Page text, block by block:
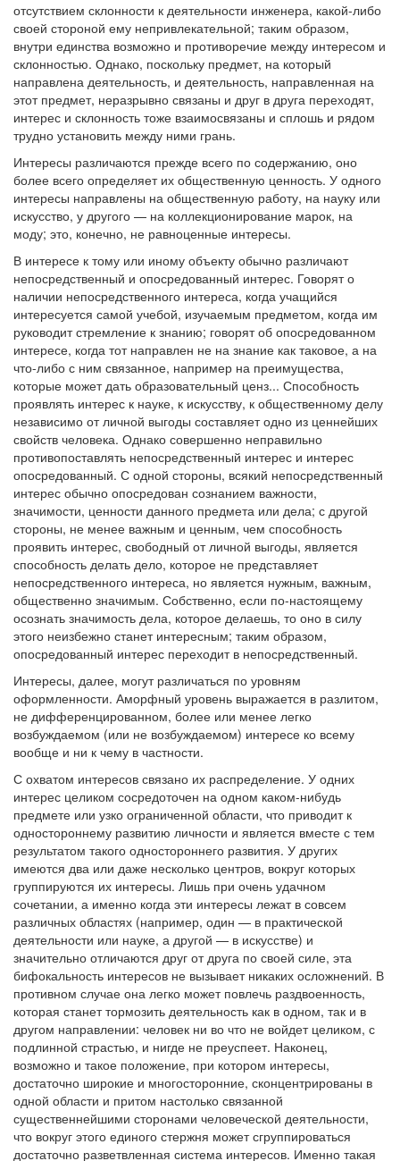
отсутствием склонности к деятельности инженера, какой-либо
своей стороной ему непривлекательной; таким образом,
внутри единства возможно и противоречие между интересом и
склонностью. Однако, поскольку предмет, на который
направлена деятельность, и деятельность, направленная на
этот предмет, неразрывно связаны и друг в друга переходят,
интерес и склонность тоже взаимосвязаны и сплошь и рядом
трудно установить между ними грань.
Интересы различаются прежде всего по содержанию, оно
более всего определяет их общественную ценность. У одного
интересы направлены на общественную работу, на науку или
искусство, у другого — на коллекционирование марок, на
моду; это, конечно, не равноценные интересы.
В интересе к тому или иному объекту обычно различают
непосредственный и опосредованный интерес. Говорят о
наличии непосредственного интереса, когда учащийся
интересуется самой учебой, изучаемым предметом, когда им
руководит стремление к знанию; говорят об опосредованном
интересе, когда тот направлен не на знание как таковое, а на
что-либо с ним связанное, например на преимущества,
которые может дать образовательный ценз... Способность
проявлять интерес к науке, к искусству, к общественному делу
независимо от личной выгоды составляет одно из ценнейших
свойств человека. Однако совершенно неправильно
противопоставлять непосредственный интерес и интерес
опосредованный. С одной стороны, всякий непосредственный
интерес обычно опосредован сознанием важности,
значимости, ценности данного предмета или дела; с другой
стороны, не менее важным и ценным, чем способность
проявить интерес, свободный от личной выгоды, является
способность делать дело, которое не представляет
непосредственного интереса, но является нужным, важным,
общественно значимым. Собственно, если по-настоящему
осознать значимость дела, которое делаешь, то оно в силу
этого неизбежно станет интересным; таким образом,
опосредованный интерес переходит в непосредственный.
Интересы, далее, могут различаться по уровням
оформленности. Аморфный уровень выражается в разлитом,
не дифференцированном, более или менее легко
возбуждаемом (или не возбуждаемом) интересе ко всему
вообще и ни к чему в частности.
С охватом интересов связано их распределение. У одних
интерес целиком сосредоточен на одном каком-нибудь
предмете или узко ограниченной области, что приводит к
одностороннему развитию личности и является вместе с тем
результатом такого одностороннего развития. У других
имеются два или даже несколько центров, вокруг которых
группируются их интересы. Лишь при очень удачном
сочетании, а именно когда эти интересы лежат в совсем
различных областях (например, один — в практической
деятельности или науке, а другой — в искусстве) и
значительно отличаются друг от друга по своей силе, эта
бифокальность интересов не вызывает никаких осложнений. В
противном случае она легко может повлечь раздвоенность,
которая станет тормозить деятельность как в одном, так и в
другом направлении: человек ни во что не войдет целиком, с
подлинной страстью, и нигде не преуспеет. Наконец,
возможно и такое положение, при котором интересы,
достаточно широкие и многосторонние, сконцентрированы в
одной области и притом настолько связанной
существеннейшими сторонами человеческой деятельности,
что вокруг этого единого стержня может сгруппироваться
достаточно разветвленная система интересов. Именно такая